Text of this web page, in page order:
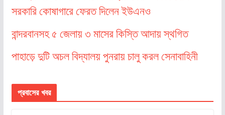
সরকারি কোষাগারে ফেরত দিলেন ইউএনও
বান্দরবানসহ ৫ জেলায় ৩ মাসের কিস্তি আদায় স্থগিত
পাহাড়ে দুটি অচল বিদ্যালয় পুনরায় চালু করল সেনাবাহিনী
প্রবাসের খবর